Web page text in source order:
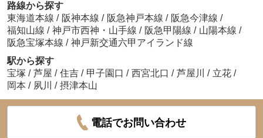
路線から探す
東海道本線 / 阪神本線 / 阪急神戸本線 / 阪急今津線 /
福知山線 / 神戸市西神・山手線 / 阪急甲陽線 / 山陽本線 /
阪急宝塚本線 / 神戸新交通六甲アイランド線
駅から探す
宝塚 / 芦屋 / 住吉 / 甲子園口 / 西宮北口 / 芦屋川 / 立花 /
岡本 / 夙川 / 摂津本山
電話でお問い合わせ